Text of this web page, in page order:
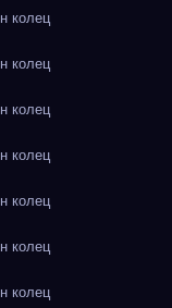
колец
колец
колец
колец
колец
колец
колец